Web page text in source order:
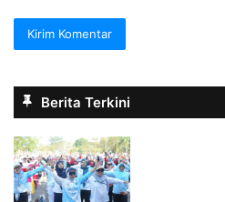
Berita Terkini